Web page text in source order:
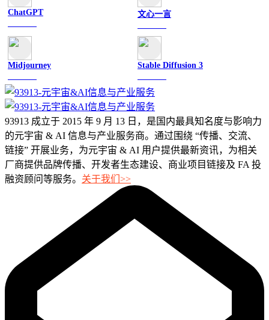
ChatGPT 文心一言
Midjourney Stable Diffusion 3
93913 成立于 2015 年 9 月 13 日，是国内最具知名度与影响力
的元宇宙 & AI 信息与产业服务商。通过围绕 “传播、交流、
链接” 开展业务，为元宇宙 & AI 用户提供最新资讯，为相关
厂商提供品牌传播、开发者生态建设、商业项目链接及 FA 投
融资顾问等服务。 关于我们>>